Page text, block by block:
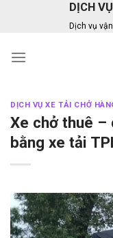
DỊCH
Dịch vụ
DỊCH VỤ XE TẢI CHỞ
Xe chở thuê –
bằng xe tải